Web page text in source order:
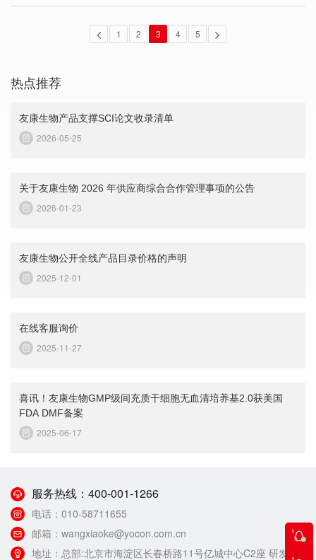
1 2 3 4 5
热点推荐
友康生物产品支撑SCI论文收录清单
2026-05-25
关于友康生物 2026 年供应商综合合作管理事项的公告
2026-01-23
友康生物公开全线产品目录价格的声明
2025-12-01
在线客服询价
2025-11-27
喜讯！友康生物GMP级间充质干细胞无血清培养基2.0获美国
FDA DMF备案
2025-06-17
服务热线： 400-001-1266
电话： 010-58711655
邮箱： wangxiaoke@yocon.com.cn
地址： 总部:北京市海淀区长春桥路11号亿城中心C2座 研发生